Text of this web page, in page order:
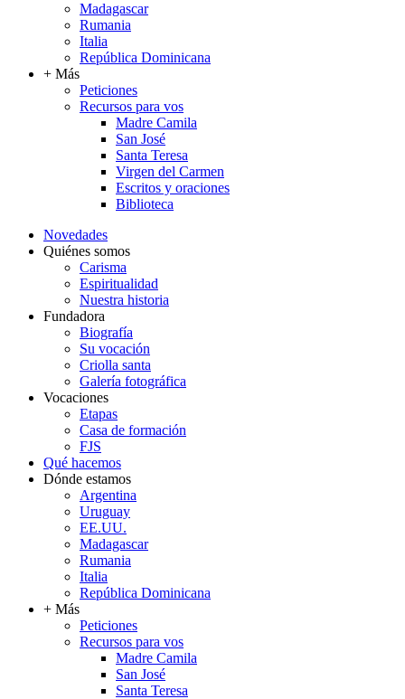
Madagascar
Rumania
Italia
República Dominicana
+ Más
Peticiones
Recursos para vos
Madre Camila
San José
Santa Teresa
Virgen del Carmen
Escritos y oraciones
Biblioteca
Novedades
Quiénes somos
Carisma
Espiritualidad
Nuestra historia
Fundadora
Biografía
Su vocación
Criolla santa
Galería fotográfica
Vocaciones
Etapas
Casa de formación
FJS
Qué hacemos
Dónde estamos
Argentina
Uruguay
EE.UU.
Madagascar
Rumania
Italia
República Dominicana
+ Más
Peticiones
Recursos para vos
Madre Camila
San José
Santa Teresa